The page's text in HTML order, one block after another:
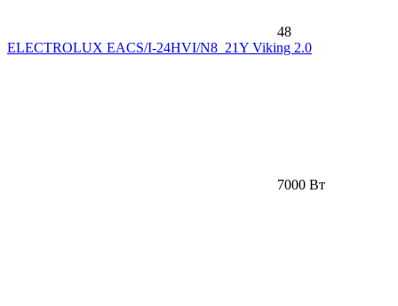
48
ELECTROLUX EACS/I-24HVI/N8_21Y Viking 2.0
7000 Вт